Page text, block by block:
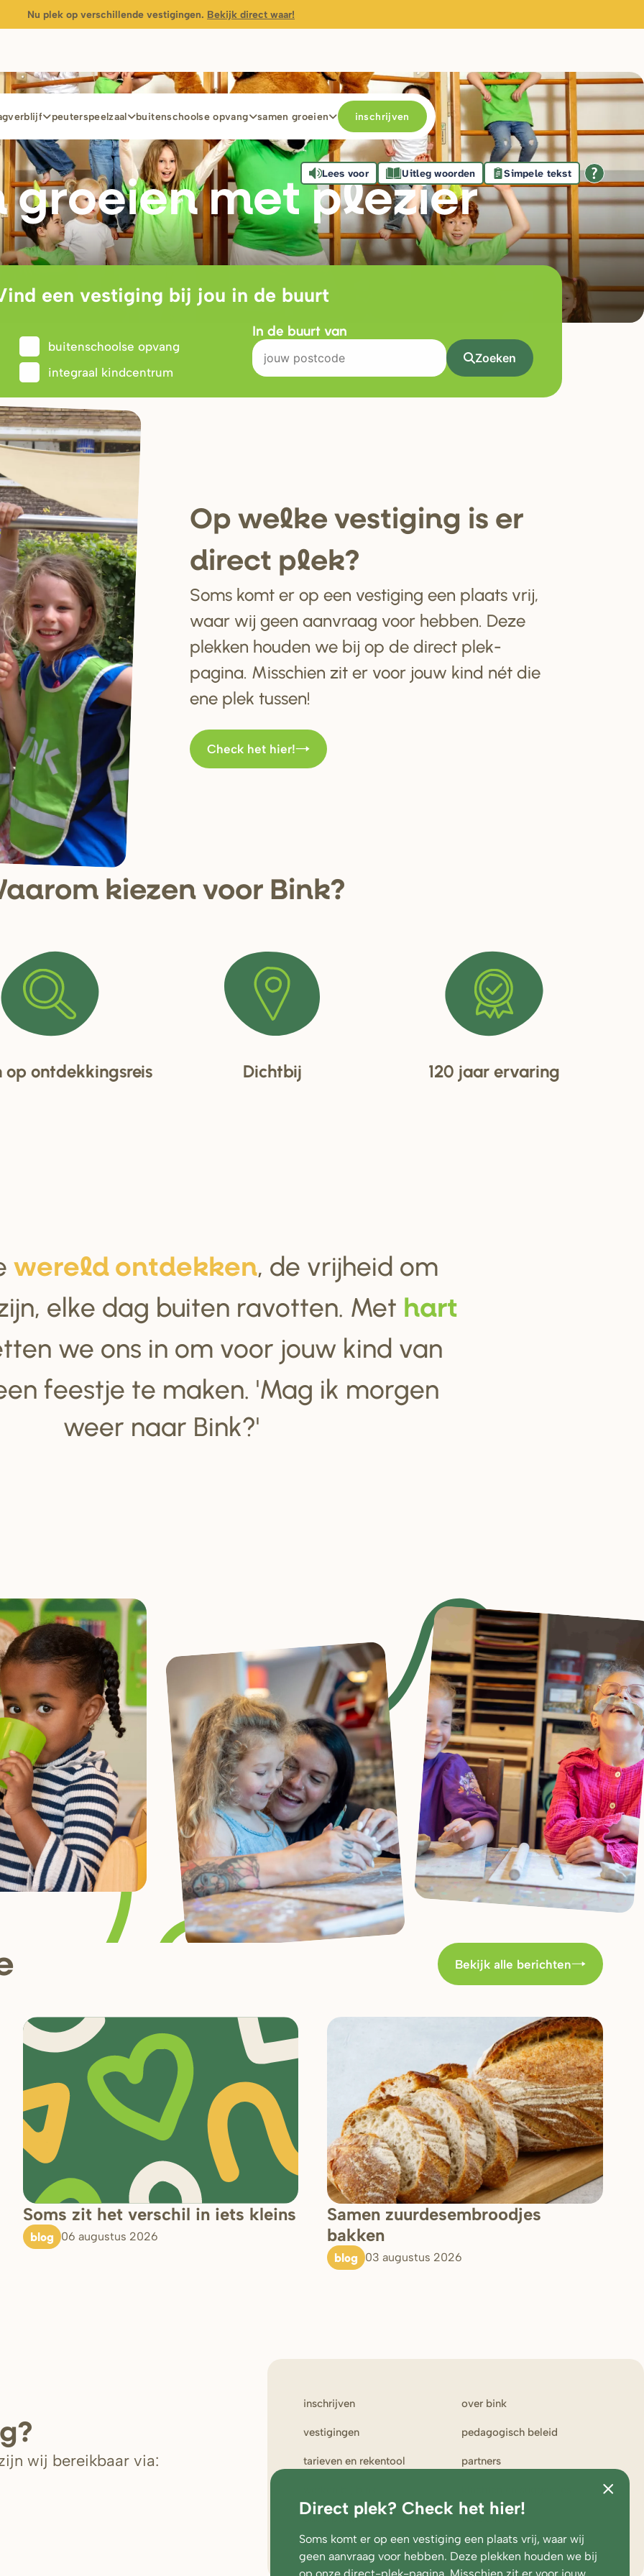
Direct plek? Check het hier!
Soms komt er op een vestiging een plaats vrij, waar wij
geen aanvraag voor hebben. Deze plekken houden we bij
Nu plek op verschillende vestigingen. Bekijk direct waar!
peuterspeelzaal buitenschoolse opvang samen groeien inschrijven
groeien met plezier
Lees voor Uitleg woorden Simpele tekst
een vestiging bij jou in de buurt
buitenschoolse opvang
integraal kindcentrum
In de buurt van
Zoeken
Op welke vestiging is er
direct plek?
Soms komt er op een vestiging een plaats vrij,
waar wij geen aanvraag voor hebben. Deze
plekken houden we bij op de direct plek-
pagina. Misschien zit er voor jouw kind nét die
ene plek tussen!
Check het hier!
rom kiezen voorBink?
op ontdekkingsreis Dichtbij 120 jaar ervaring
wereld ontdekken, de vrijheid om
elke dag buiten ravotten. Met hart
we ons in om voor jouw kind van
feestje te maken. 'Mag ik morgen
weer naar Bink?'
Bekijk alle berichten
Soms zit het verschil in iets kleins
blog 06 augustus 2026
Samen zuurdesembroodjes
bakken
blog 03 augustus 2026
wij bereikbaar via:
inschrijven over bink
vestigingen pedagogisch beleid
tarieven en rekentool partners
ouderportaal
toezicht en
medezeggenschap